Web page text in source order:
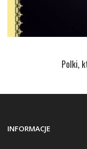
Polki,
INFORMACJE